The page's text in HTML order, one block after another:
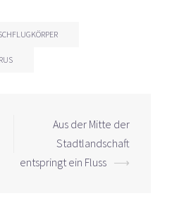
Aus der Mitte der
Stadtlandschaft
entspringt ein Fluss ⟶